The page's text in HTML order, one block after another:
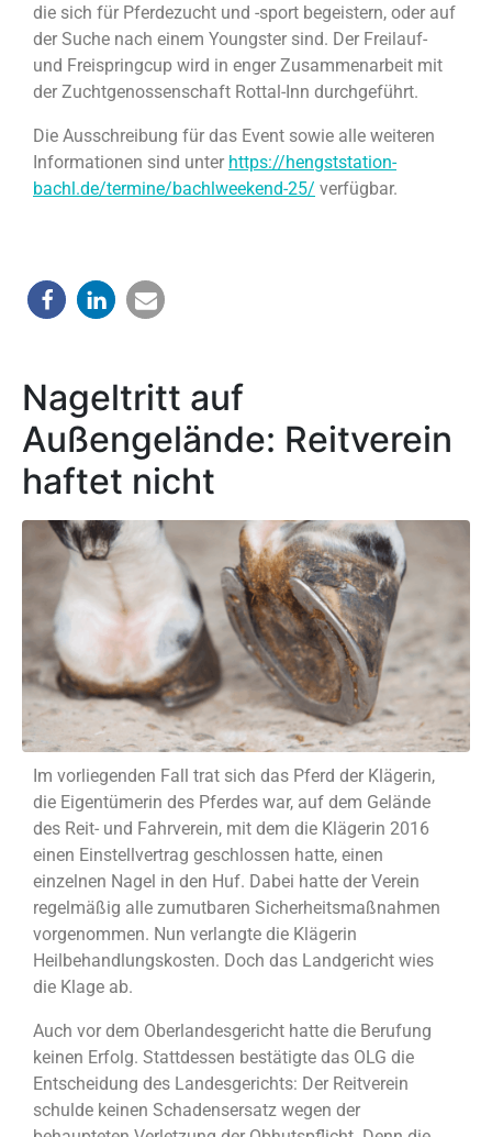
die sich für Pferdezucht und -sport begeistern, oder auf
der Suche nach einem Youngster sind. Der Freilauf-
und Freispringcup wird in enger Zusammenarbeit mit
der Zuchtgenossenschaft Rottal-Inn durchgeführt.
Die Ausschreibung für das Event sowie alle weiteren
Informationen sind unter https://hengststation-
bachl.de/termine/bachlweekend-25/ verfügbar.
Nageltritt auf
Außengelände: Reitverein
haftet nicht
Im vorliegenden Fall trat sich das Pferd der Klägerin,
die Eigentümerin des Pferdes war, auf dem Gelände
des Reit- und Fahrverein, mit dem die Klägerin 2016
einen Einstellvertrag geschlossen hatte, einen
einzelnen Nagel in den Huf. Dabei hatte der Verein
regelmäßig alle zumutbaren Sicherheitsmaßnahmen
vorgenommen. Nun verlangte die Klägerin
Heilbehandlungskosten. Doch das Landgericht wies
die Klage ab.
Auch vor dem Oberlandesgericht hatte die Berufung
keinen Erfolg. Stattdessen bestätigte das OLG die
Entscheidung des Landesgerichts: Der Reitverein
schulde keinen Schadensersatz wegen der